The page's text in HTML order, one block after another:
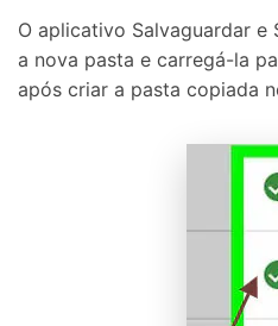
O aplicativo Salvaguardar
a nova pasta e carregá-la
após criar a pasta copiada